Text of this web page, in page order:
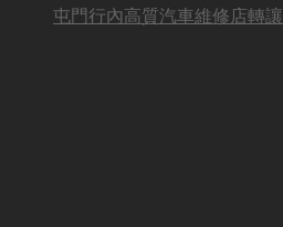
屯門行內高質汽車維修店轉讓